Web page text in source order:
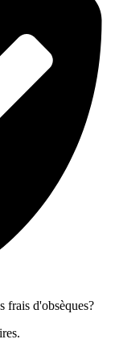
frais d'obsèques?